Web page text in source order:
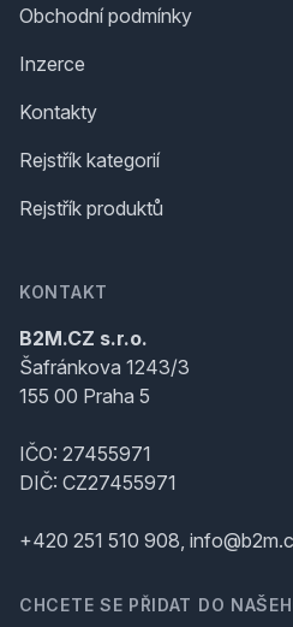
Obchodní podmínky
Inzerce
Kontakty
Rejstřík kategorií
Rejstřík produktů
KONTAKT
B2M.CZ s.r.o.
Šafránkova 1243/3
155 00 Praha 5
IČO: 27455971
DIČ: CZ27455971
+420 251 510 908,
CHCETE SE PŘIDAT DO